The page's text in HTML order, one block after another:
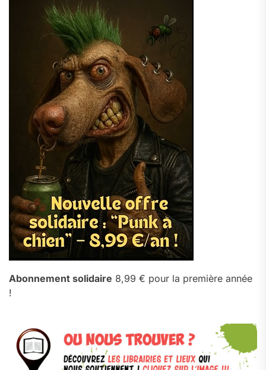
Abonnement solidaire 8,99 € pour la première année
!